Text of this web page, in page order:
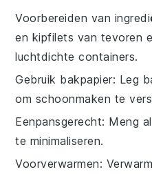
Voorbereiden van
en kipfilets van tevoren
luchtdichte containers.
Gebruik bakpapier: Leg
om schoonmaken te
Eenpansgerecht: Meng
te minimaliseren.
Voorverwarmen: